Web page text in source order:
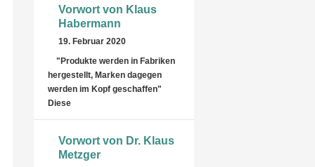
Vorwort von Klaus
Habermann
19. Februar 2020
"Produkte werden in Fabriken
hergestellt, Marken dagegen
werden im Kopf geschaffen"
Diese
Vorwort von Dr. Klaus
Metzger